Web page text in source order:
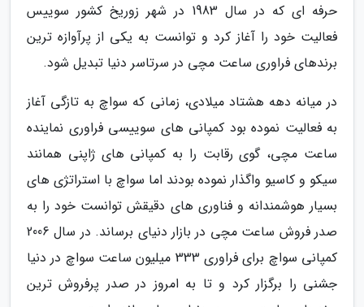
حرفه ای که در سال 1983 در شهر زوریخ کشور سوییس
فعالیت خود را آغاز کرد و توانست به یکی از پرآوازه ترین
برندهای فراوری ساعت مچی در سرتاسر دنیا تبدیل شود.
در میانه دهه هشتاد میلادی، زمانی که سواچ به تازگی آغاز
به فعالیت نموده بود کمپانی های سوییسی فراوری نماینده
ساعت مچی، گوی رقابت را به کمپانی های ژاپنی همانند
سیکو و کاسیو واگذار نموده بودند اما سواچ با استراتژی های
بسیار هوشمندانه و فناوری های دقیقش توانست خود را به
صدر فروش ساعت مچی در بازار دنیای برساند. در سال 2006
کمپانی سواچ برای فراوری 333 میلیون ساعت سواچ در دنیا
جشنی را برگزار کرد و تا به امروز در صدر پرفروش ترین